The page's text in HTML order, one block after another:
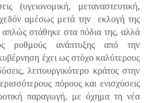
(υγειονομική, μεταναστευτική,
αμέσως μετά την εκλογή της
στάθηκε στα πόδια της, αλλά
ρυθμούς ανάπτυξης από την
έχει ως στόχο καλύτερους
λειτουργικότερο κράτος στην
πόρους και ενισχύσεις
παραγωγή, με όχημα τη νέα